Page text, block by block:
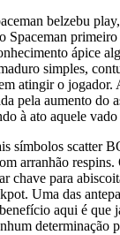
belzebu
Spaceman
ápice
simples,
atingir o jogador.
pela aumento do
à ato aquele vado
símbolos scatter
arranhão
chave para
Uma das
aqui é que
determinação